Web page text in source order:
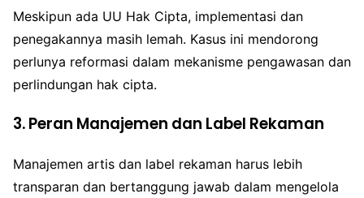
Meskipun ada UU Hak Cipta, implementasi dan
penegakannya masih lemah. Kasus ini mendorong
perlunya reformasi dalam mekanisme pengawasan dan
perlindungan hak cipta.
3. Peran Manajemen dan Label Rekaman
Manajemen artis dan label rekaman harus lebih
transparan dan bertanggung jawab dalam mengelola